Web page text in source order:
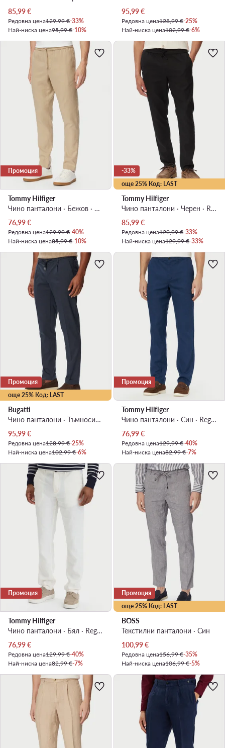
Актуална цена
85,99€
Редовна цена129,99 €-33%
Най-ниска цена95,99 €-10%
Актуална цена
95,99€
Редовна цена128,99 €-25%
Най-ниска цена102,99 €-6%
Промоция
Tommy Hilfiger
Чино панталони · Бежов · Regular Fit
Актуална цена
76,99€
Редовна цена129,99 €-40%
Най-ниска цена85,99 €-10%
още 25% Код: LAST
-33%
Tommy Hilfiger
Чино панталони · Черен · Regular Fit
Актуална цена
85,99€
Редовна цена129,99 €-33%
Най-ниска цена129,99 €-33%
още 25% Код: LAST
Промоция
Bugatti
Чино панталони · Тъмносин · Slim Fit
Актуална цена
95,99€
Редовна цена128,99 €-25%
Най-ниска цена102,99 €-6%
Промоция
Tommy Hilfiger
Чино панталони · Син · Regular Fit
Актуална цена
76,99€
Редовна цена129,99 €-40%
Най-ниска цена82,99 €-7%
Промоция
Tommy Hilfiger
Чино панталони · Бял · Regular Fit
Актуална цена
76,99€
Редовна цена129,99 €-40%
Най-ниска цена82,99 €-7%
още 25% Код: LAST
Промоция
BOSS
Текстилни панталони · Син
Актуална цена
100,99€
Редовна цена156,99 €-35%
Най-ниска цена106,99 €-5%